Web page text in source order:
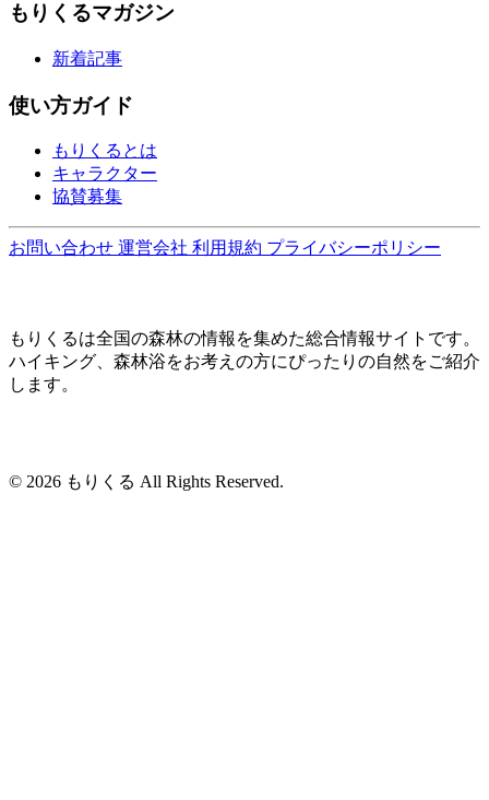
もりくるマガジン
新着記事
使い方ガイド
もりくるとは
キャラクター
協賛募集
お問い合わせ 運営会社 利用規約 プライバシーポリシー
もりくるは全国の森林の情報を集めた総合情報サイトです。
ハイキング、森林浴をお考えの方にぴったりの自然をご紹介
します。
© 2026 もりくる All Rights Reserved.